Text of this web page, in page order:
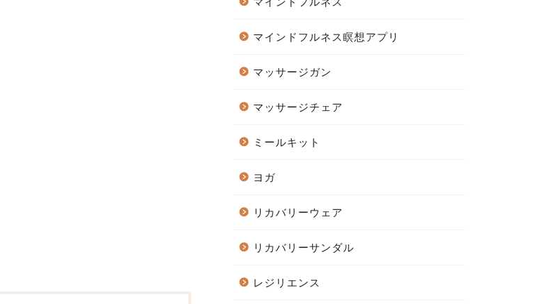
マインドフルネス瞑想アプリ
マッサージガン
マッサージチェア
ミールキット
ヨガ
リカバリーウェア
リカバリーサンダル
レジリエンス